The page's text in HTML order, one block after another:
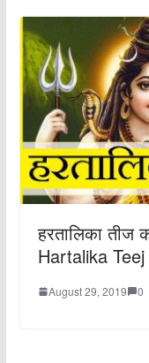
हरतालिका तीज
Hartalika
August 29, 2019 0